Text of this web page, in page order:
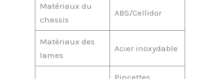
Matériaux du
chassis
ABS/Cellidor
Matériaux des
lames
Acier inoxydable
Pincettes